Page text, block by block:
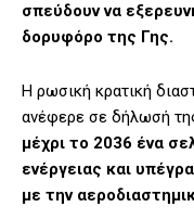
σπεύδουν να
δορυφόρο της Γης.
Η ρωσική κρατική
ανέφερε σε δήλωσή
μέχρι το 2036 ένα
ενέργειας και
με την